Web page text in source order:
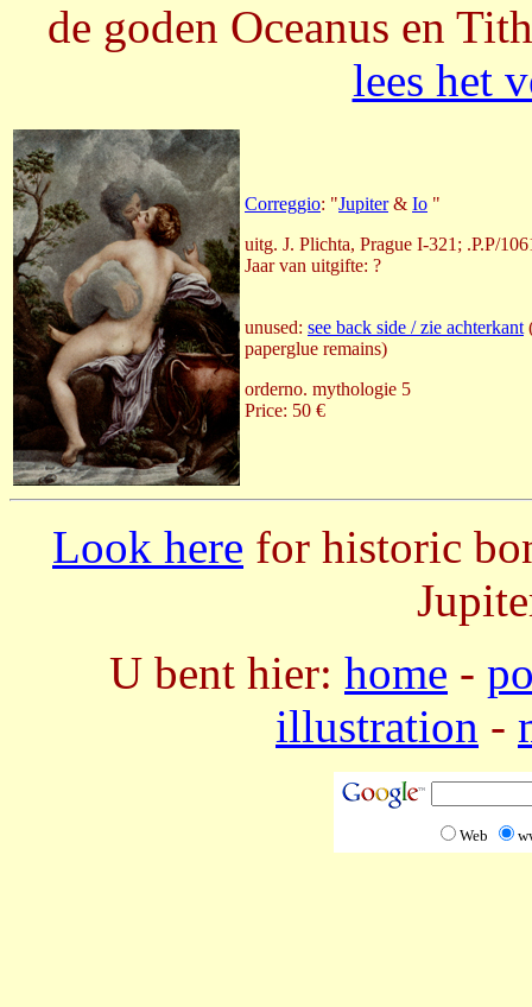
de goden Oceanus en
lees het
Correggio: "Jupiter& Io "
uitg. J. Plichta, Prague I-321; .P.P/
Jaar van uitgifte: ?
unused: see back side / zie achterkant
paperglue remains)
orderno. mythologie 5
Price: 50 €
Look here for historic
U bent hier: home -
illustration -
Web